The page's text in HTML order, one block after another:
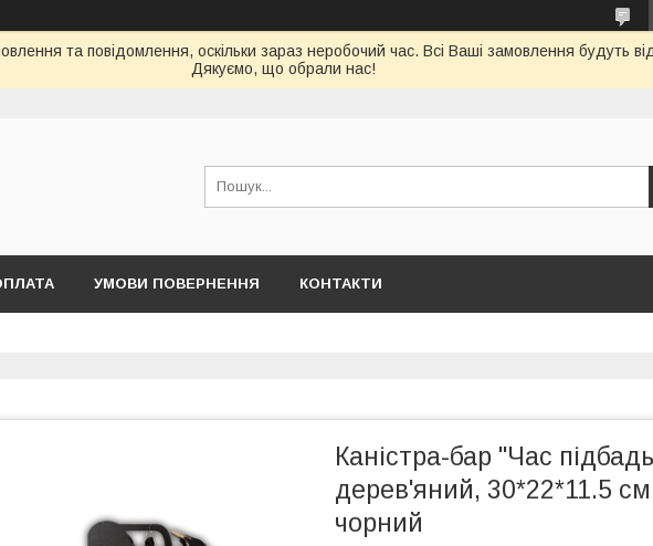
та повідомлення, оскільки зараз неробочий час. Всі Ваші замовлення будуть
Дякуємо, що обрали нас!
УМОВИ ПОВЕРНЕННЯ КОНТАКТИ
Каністра-бар "Час
дерев'яний, 30*22*11.5
чорний